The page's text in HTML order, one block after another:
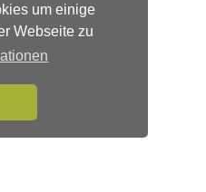
um einige
Webseite zu